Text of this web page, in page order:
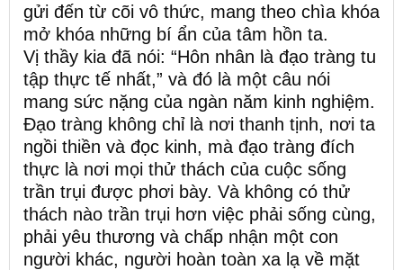
gửi đến từ cõi vô thức, mang theo chìa khóa
mở khóa những bí ẩn của tâm hồn ta.
Vị thầy kia đã nói: “Hôn nhân là đạo tràng tu
tập thực tế nhất,” và đó là một câu nói
mang sức nặng của ngàn năm kinh nghiệm.
Đạo tràng không chỉ là nơi thanh tịnh, nơi ta
ngồi thiền và đọc kinh, mà đạo tràng đích
thực là nơi mọi thử thách của cuộc sống
trần trụi được phơi bày. Và không có thử
thách nào trần trụi hơn việc phải sống cùng,
phải yêu thương và chấp nhận một con
người khác, người hoàn toàn xa lạ về mặt